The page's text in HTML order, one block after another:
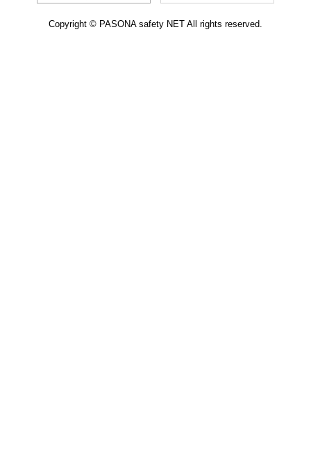
Copyright © PASONA safety NET All rights reserved.